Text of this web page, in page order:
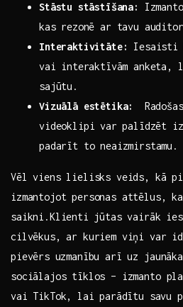
Stāstu⁣ stāstīšana:
kas ⁢rezonē ar tavu
Interaktivitāte:
Iesaisti
vai⁣ interaktīvām anketa,
sajūtu.
Vizuālā estētika:
videoklipi var ⁣palīdzēt
padarīt to neaizmirstamu.
Vēl viens lielisks veids, ​kā
izmantojot personas attēlus,
saikni.Klienti⁢ jūtas vairāk
cilvēkus, ar kuriem viņi var‌
pievērs⁤ uzmanību‌ arī uz
sociālajos tīklos – ​izmanto
vai TikTok, lai ⁢parādītu ⁢savu